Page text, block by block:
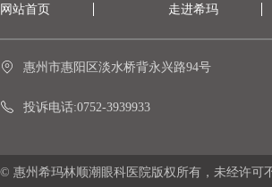
网站首页 走进希玛
惠州市惠阳区淡水桥背永兴路94号
投诉电话:0752-3939933
© 惠州希玛林顺潮眼科医院版权所有，未经许可